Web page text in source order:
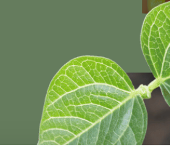
Täpsem kirjeldus